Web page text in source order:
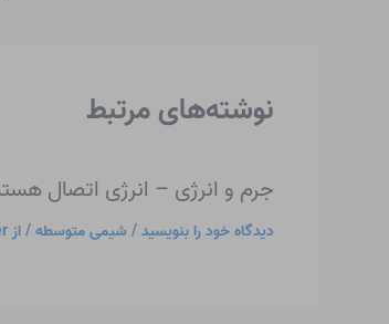
نوشته‌های مرتبط
جرم و انرژی – انرژی اتصال
دیدگاه‌ خود را بنویسید/ شیمی متوسطه/ از